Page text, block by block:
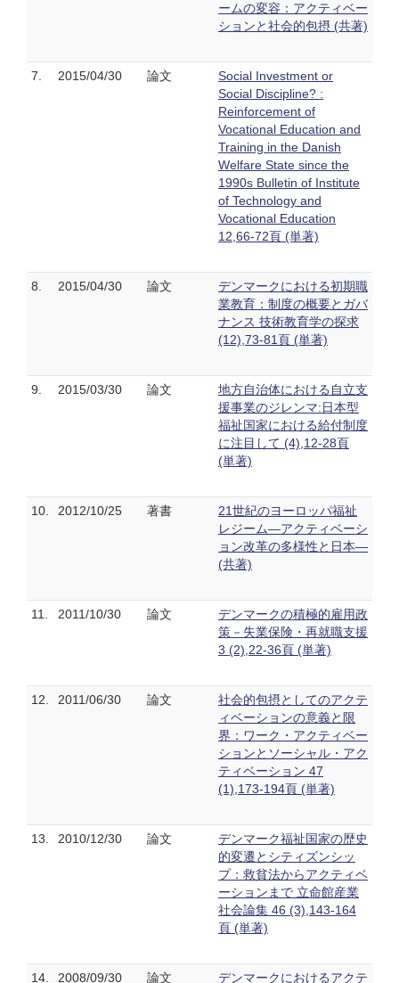
ームの変容：アクティベー
ションと社会的包摂 (共著)
7. 2015/04/30 論文
Social Investment or
Social Discipline? :
Reinforcement of
Vocational Education and
Training in the Danish
Welfare State since the
1990s Bulletin of Institute
of Technology and
Vocational Education
12,66-72頁 (単著)
8. 2015/04/30 論文
デンマークにおける初期職
業教育：制度の概要とガバ
ナンス 技術教育学の探求
(12),73-81頁 (単著)
9. 2015/03/30 論文
地方自治体における自立支
援事業のジレンマ:日本型
福祉国家における給付制度
に注目して (4),12-28頁
(単著)
10. 2012/10/25 著書
21世紀のヨーロッパ福祉
レジーム―アクティベーシ
ョン改革の多様性と日本―
(共著)
11. 2011/10/30 論文
デンマークの積極的雇用政
策－失業保険・再就職支援
3 (2),22-36頁 (単著)
12. 2011/06/30 論文
社会的包摂としてのアクテ
ィベーションの意義と限
界：ワーク・アクティベー
ションとソーシャル・アク
ティベーション 47
(1),173-194頁 (単著)
13. 2010/12/30 論文
デンマーク福祉国家の歴史
的変遷とシティズンシッ
プ：救貧法からアクティベ
ーションまで 立命館産業
社会論集 46 (3),143-164
頁 (単著)
14. 2008/09/30 論文 デンマークにおけるアクテ